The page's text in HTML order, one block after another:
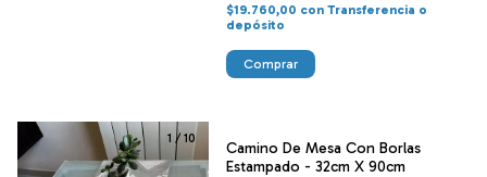
$19.760,00 con Transferencia o
depósito
Comprar
1 / 10
Camino De Mesa Con Borlas
Estampado - 32cm X 90cm